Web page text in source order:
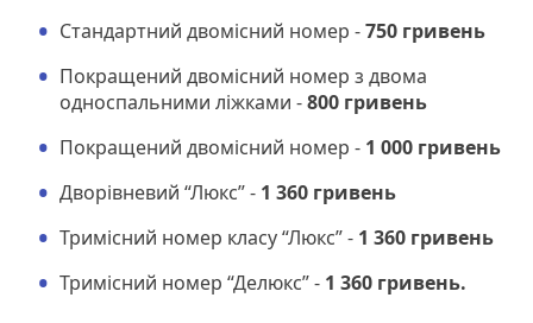
Стандартний двомісний номер -750 гривень
Покращений двомісний номер з двома
односпальними ліжками -800 гривень
Покращений двомісний номер - 1 000 гривень
Дворівневий “Люкс” - 1 360 гривень
Тримісний номер класу “Люкс” - 1 360 гривень
Тримісний номер “Делюкс” - 1 360 гривень.